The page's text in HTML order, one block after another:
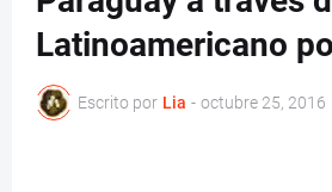
Latinoamericano
Escrito por Lia - octubre 25, 2016